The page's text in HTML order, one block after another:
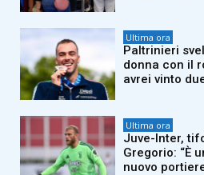
Ultima ora
Paltrinieri
donna con il
avrei vinto
Ultima ora
Juve-Inter,
Gregorio: “È
nuovo